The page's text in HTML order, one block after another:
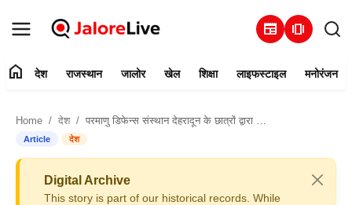
newspaper amp_stories
संपर्क करें
home देश राजस्थान जालोर खेल शिक्षा लाइफस्टाइल मनोरंजन
Home देश परमाणु डिफेन्स संस्थान देहरादून के छात्रों द्वारा उत्तराखंड गढ़वाल क्षेत्र की सबसे ऊँची चोटी नाग टिब्बा पर लहराया तिरंगा
Article देश
Digital Archive
This story is part of our historical records. While